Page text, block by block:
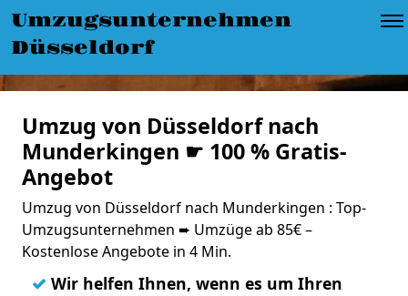
Umzugsunternehmen
Düsseldorf
Umzug von Düsseldorf nach
Munderkingen ☛ 100 % Gratis-
Angebot
Umzug von Düsseldorf nach Munderkingen : Top-
Umzugsunternehmen ➨ Umzüge ab 85€ –
Kostenlose Angebote in 4 Min.
✓ Wir helfen Ihnen, wenn es um Ihren